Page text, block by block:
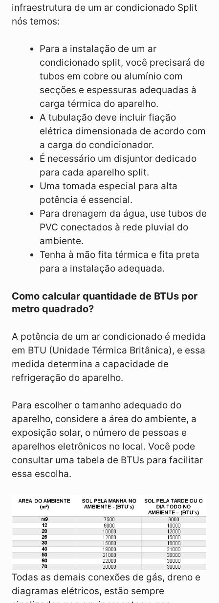
infraestrutura de um ar condicionado Split
nós temos:
Para a instalação de um ar
condicionado split, você precisará de
tubos em cobre ou alumínio com
secções e espessuras adequadas à
carga térmica do aparelho.
A tubulação deve incluir fiação
elétrica dimensionada de acordo com
a carga do condicionador.
É necessário um disjuntor dedicado
para cada aparelho split.
Uma tomada especial para alta
potência é essencial.
Para drenagem da água, use tubos de
PVC conectados à rede pluvial do
ambiente.
Tenha à mão fita térmica e fita preta
para a instalação adequada.
Como calcular quantidade de BTUs por
metro quadrado?
A potência de um ar condicionado é medida
em BTU (Unidade Térmica Britânica), e essa
medida determina a capacidade de
refrigeração do aparelho.
Para escolher o tamanho adequado do
aparelho, considere a área do ambiente, a
exposição solar, o número de pessoas e
aparelhos eletrônicos no local. Você pode
consultar uma tabela de BTUs para facilitar
essa escolha.
Todas as demais conexões de gás, dreno e
diagramas elétricos, estão sempre